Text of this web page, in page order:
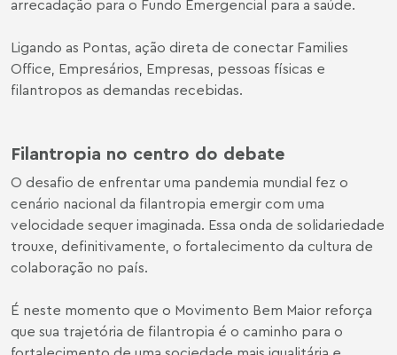
arrecadação para o Fundo Emergencial para a saúde.
Ligando as Pontas, ação direta de conectar Families
Office, Empresários, Empresas, pessoas físicas e
filantropos as demandas recebidas.
Filantropia no centro do debate
O desafio de enfrentar uma pandemia mundial fez o
cenário nacional da filantropia emergir com uma
velocidade sequer imaginada. Essa onda de solidariedade
trouxe, definitivamente, o fortalecimento da cultura de
colaboração no país.
É neste momento que o Movimento Bem Maior reforça
que sua trajetória de filantropia é o caminho para o